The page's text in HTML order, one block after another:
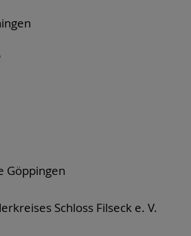
Göppingen
Schloss Filseck e. V.